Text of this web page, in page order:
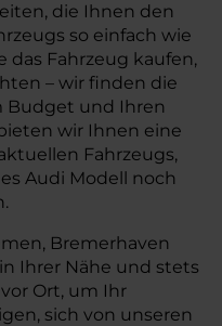
die Ihnen den
so einfach wie
das Fahrzeug kaufen,
– wir finden die
Budget und Ihren
wir Ihnen eine
Fahrzeugs,
Audi Modell noch
Bremerhaven
Ihrer Nähe und stets
Ort, um Ihr
sich von unseren